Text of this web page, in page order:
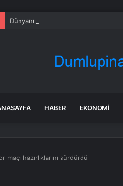
Dünyanın en uzun aktarmasız
HABER EKONOMI
hazırlıklarını sürdürdü